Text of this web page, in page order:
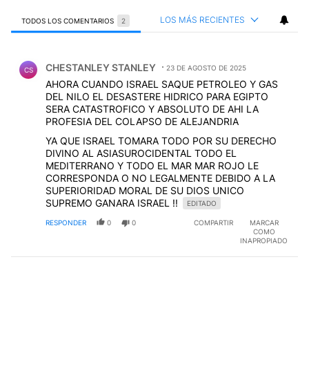
TODOS LOS COMENTARIOS 2 LOS MÁS RECIENTES
CS CHESTANLEY STANLEY 23 DE AGOSTO DE 2025
AHORA CUANDO ISRAEL SAQUE PETROLEO Y GAS
DEL NILO EL DESASTERE HIDRICO PARA EGIPTO
SERA CATASTROFICO Y ABSOLUTO DE AHI LA
PROFESIA DEL COLAPSO DE ALEJANDRIA
YA QUE ISRAEL TOMARA TODO POR SU DERECHO
DIVINO AL ASIASUROCIDENTAL TODO EL
MEDITERRANO Y TODO EL MAR MAR ROJO LE
CORRESPONDA O NO LEGALMENTE DEBIDO A LA
SUPERIORIDAD MORAL DE SU DIOS UNICO
SUPREMO GANARA ISRAEL !!
EDITADO
RESPONDER 0 0 COMPARTIR
MARCAR
COMO
INAPROPIADO